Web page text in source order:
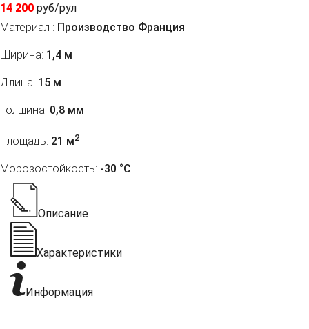
14 200 руб/рул
Материал : Производство Франция
Ширина: 1,4 м
Длина: 15 м
Толщина: 0,8 мм
Площадь: 21 м2
Морозостойкость: -30 °С
Описание
Характеристики
Информация